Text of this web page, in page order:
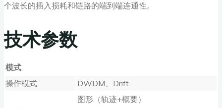
个波长的插入损耗和链路的端到端连通性。
技术参数
模式
操作模式
DWDM、Drift
图形（轨迹+概要）